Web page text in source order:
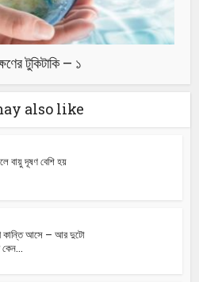
টুকিটাকি – ১
also like
বায়ু দূষণ বেশি হয়
কান্তি আসে – আর দুটো
কেন...